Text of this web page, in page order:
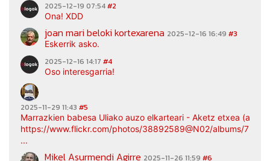
2025-12-19 07:54#2
Ona! XDD
joan mari beloki kortexarena 2025-12-16 16:49 #3
Eskerrik asko.
2025-12-16 14:17 #4
Oso interesgarria!
2025-11-29 11:43 #5
Marrazkien babesa Uliako auzo elkarteari - Aketz etxea
https://www.flickr.com/photos/38892589@N02/albums/
...
Mikel Asurmendi Agirre 2025-11-26 11:59 #6